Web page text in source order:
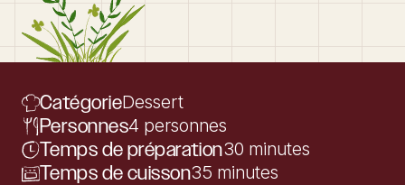
CatégorieDessert
Personnes4 personnes
Temps de préparation30 minutes
Temps de cuisson35 minutes